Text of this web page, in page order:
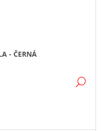
- ČERNÁ